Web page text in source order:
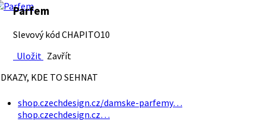
Parfem
Slevový kód CHAPITO10
Uložit Zavřít
KDE TO SEHNAT
shop.czechdesign.cz/damske-parfemy…
shop.czechdesign.cz…